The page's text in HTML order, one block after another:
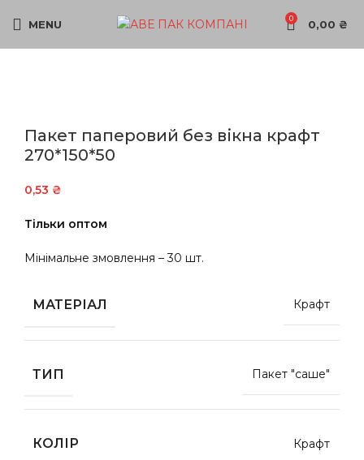
MENU 0 0,00 ₴
Пакет паперовий без вікна крафт
270*150*50
0,53 ₴
Тільки оптом
Мінімальне змовлення – 30 шт.
МАТЕРІАЛ Крафт
ТИП Пакет "саше"
КОЛІР Крафт